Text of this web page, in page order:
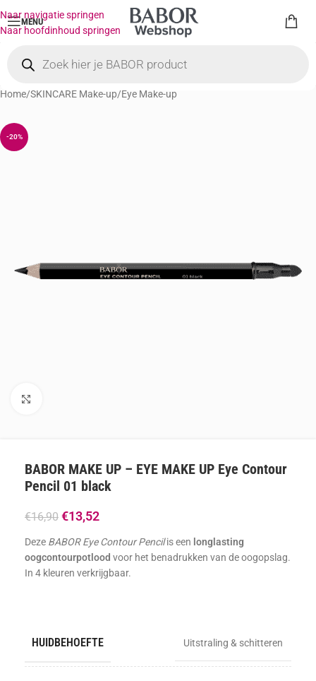
Naar navigatie springen
Naar hoofdinhoud springen
MENU
Home/SKINCARE Make-up/Eye Make-up
-20%
BABOR MAKE UP – EYE MAKE UP Eye Contour
Pencil 01 black
€16,90 €13,52
Deze BABOR Eye Contour Pencilis een longlasting
oogcontourpotlood voor het benadrukken van de oogopslag.
In 4 kleuren verkrijgbaar.
HUIDBEHOEFTE Uitstraling & schitteren